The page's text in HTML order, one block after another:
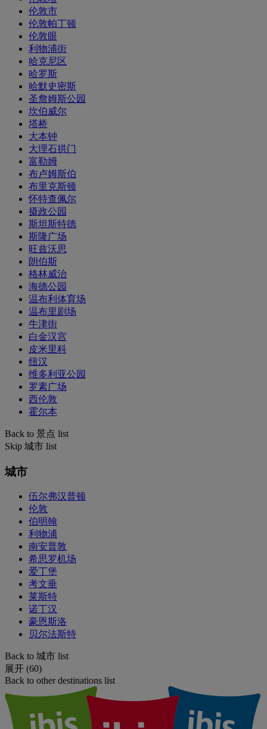
伦敦市
伦敦帕丁顿
伦敦眼
利物浦街
哈克尼区
哈罗斯
哈默史密斯
圣詹姆斯公园
坎伯威尔
塔桥
大本钟
大理石拱门
富勒姆
布卢姆斯伯
布里克斯顿
怀特查佩尔
摄政公园
斯坦斯特德
斯隆广场
旺兹沃思
朗伯斯
格林威治
海德公园
温布利体育场
温布里剧场
牛津街
白金汉宫
皮米里科
纽汉
维多利亚公园
罗素广场
西伦敦
霍尔本
Back to 景点 list
Skip 城市 list
城市
伍尔弗汉普顿
伦敦
伯明翰
利物浦
南安普敦
希思罗机场
爱丁堡
考文垂
莱斯特
诺丁汉
豪恩斯洛
贝尔法斯特
Back to 城市 list
展开 (60)
Back to other destinations list